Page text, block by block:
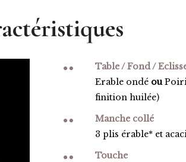
Table / Fond /
Erable ondé ou
finition huilée)
Manche collé
3 plis érable* et
Touche